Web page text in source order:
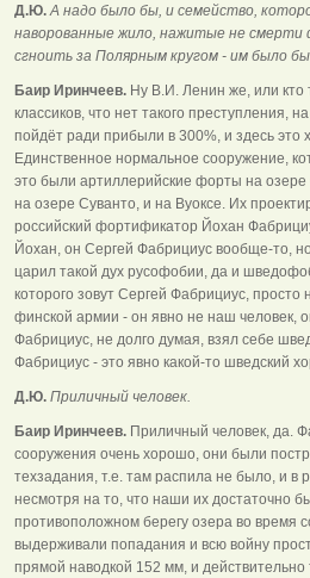
Д.Ю.А надо было бы, и семейство,
наворованные жило, нажитые не смерти
сгноить за Полярным кругом - им было
Баир Иринчеев. Ну В.И. Ленин же, или кто
классиков, что нет такого преступления,
пойдёт ради прибыли в 300%, и здесь это
Единственное нормальное сооружение,
это были артиллерийские форты на
на озере Суванто, и на Вуоксе. Их
российский фортификатор Йохан
Йохан, он Сергей Фабрициус вообще-то,
царил такой дух русофобии, да и
которого зовут Сергей Фабрициус,
финской армии - он явно не наш человек,
Фабрициус, не долго думая, взял себе
Фабрициус - это явно какой-то шведский
Д.Ю. Приличный человек.
Баир Иринчеев. Приличный человек, да.
сооружения очень хорошо, они были
техзадания, т.е. там распила не было, и в
несмотря на то, что наши их достаточно
противоположном берегу озера во время
выдерживали попадания и всю войну
прямой наводкой 152 мм, и